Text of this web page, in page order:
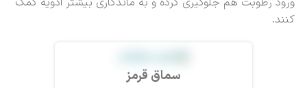
کنند.
سماق قرمز